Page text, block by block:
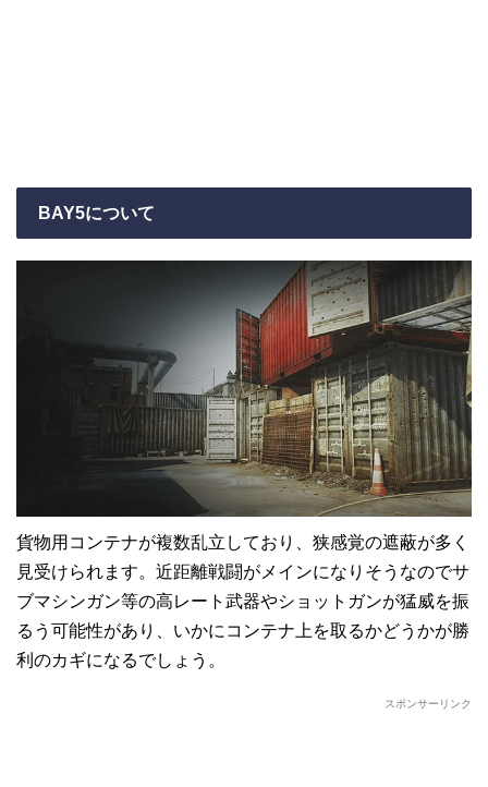
BAY5について
貨物用コンテナが複数乱立しており、狭感覚の遮蔽が多く
見受けられます。近距離戦闘がメインになりそうなのでサ
ブマシンガン等の高レート武器やショットガンが猛威を振
るう可能性があり、いかにコンテナ上を取るかどうかが勝
利のカギになるでしょう。
スポンサーリンク